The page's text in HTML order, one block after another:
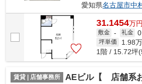
愛知県名古屋市中
31.1454万円
敷金 - 礼金
坪単価 1.98
1階 / 15.72坪
賃貸 | 店舗事務所 AEビル【 店舗系